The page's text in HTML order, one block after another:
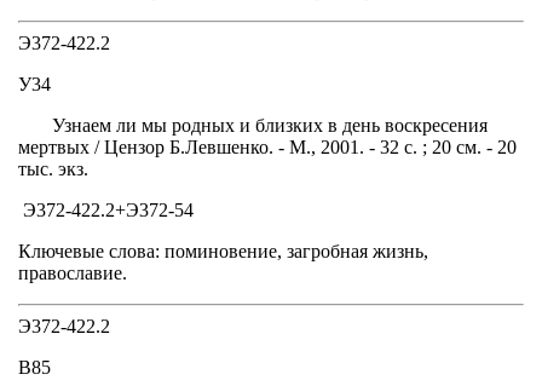
Э372-422.2
У34
Узнаем ли мы родных и близких в день воскресения
мертвых / Цензор Б.Левшенко. - М., 2001. - 32 с. ; 20 см. - 20
тыс. экз.
Э372-422.2+Э372-54
Ключевые слова: поминовение, загробная жизнь,
православие.
Э372-422.2
В85